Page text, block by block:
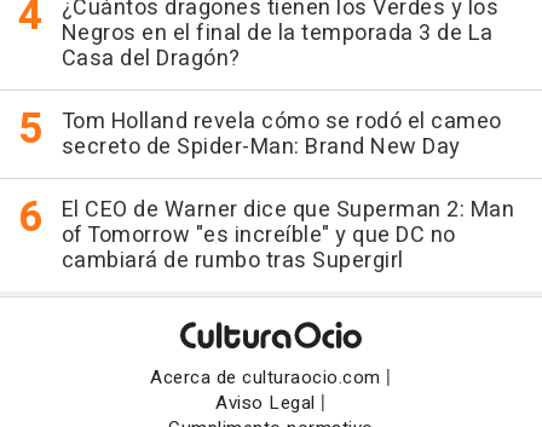
¿Cuántos dragones tienen los Verdes y los
Negros en el final de la temporada 3 de La
Casa del Dragón?
Tom Holland revela cómo se rodó el cameo
secreto de Spider-Man: Brand New Day
El CEO de Warner dice que Superman 2: Man
of Tomorrow "es increíble" y que DC no
cambiará de rumbo tras Supergirl
Acerca de culturaocio.com |
Aviso Legal |